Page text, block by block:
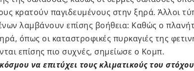
κρατούν παγιδευμένους στην ξηρά. Άλλοι
λαμβάνουν επίσης βοήθεια: Καθώς ο
όπως οι καταστροφικές πυρκαγιές της
επίσης πιο συχνές, σημείωσε ο Κομπ.
να επιτύχει τους κλιματικούς του